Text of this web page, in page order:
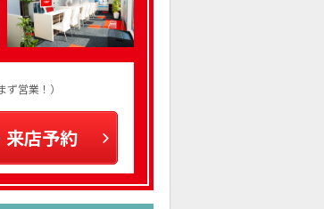
営業！）
来店予約